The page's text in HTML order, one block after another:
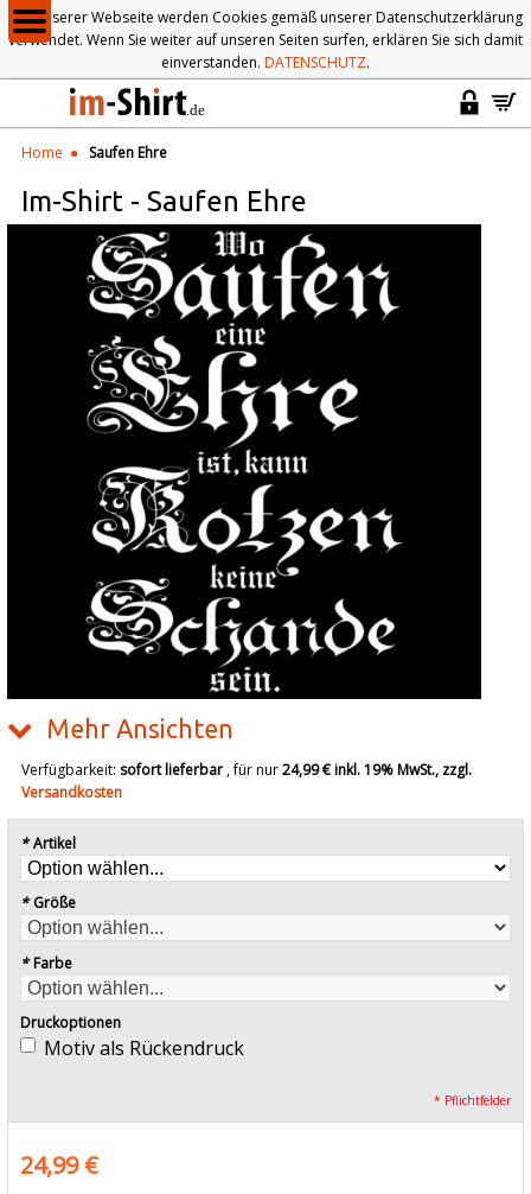
Auf unserer Webseite werden Cookies gemäß unserer Datenschutzerklärung
verwendet. Wenn Sie weiter auf unseren Seiten surfen, erklären Sie sich damit
einverstanden. DATENSCHUTZ.
Home Saufen Ehre
Im-Shirt - Saufen Ehre
Mehr Ansichten
Verfügbarkeit: sofort lieferbar, für nur24,99 €inkl. 19% MwSt., zzgl.
Versandkosten
* Artikel
* Größe
* Farbe
Druckoptionen
Motiv als Rückendruck
* Pflichtfelder
24,99 €